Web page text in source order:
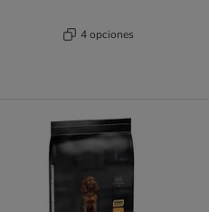
4 opciones